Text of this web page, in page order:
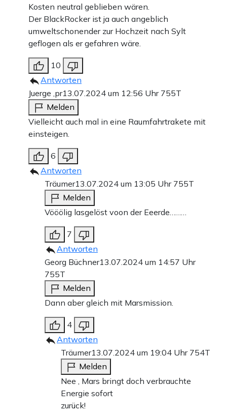
Kosten neutral geblieben wären.
Der BlackRocker ist ja auch angeblich
umweltschonender zur Hochzeit nach Sylt
geflogen als er gefahren wäre.
10
Antworten
Juerge ,pr13.07.2024 um 12:56 Uhr 755T
Melden
Vielleicht auch mal in eine Raumfahrtrakete mit
einsteigen.
6
Antworten
Träumer13.07.2024 um 13:05 Uhr 755T
Melden
Vööölig lasgelöst voon der Eeerde………
7
Antworten
Georg Büchner13.07.2024 um 14:57 Uhr
755T
Melden
Dann aber gleich mit Marsmission.
4
Antworten
Träumer13.07.2024 um 19:04 Uhr 754T
Melden
Nee , Mars bringt doch verbrauchte
Energie sofort
zurück!